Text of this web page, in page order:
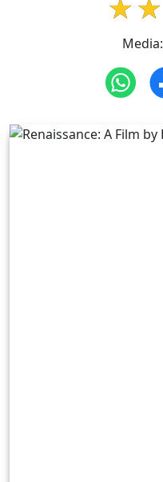
Media: